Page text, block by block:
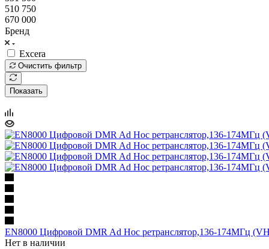
510 750
670 000
Бренд
Excera
Очистить фильтр
Показать
EN8000 Цифровой DMR Ad Hoc ретранслятор,136-174МГц
Нет в наличии